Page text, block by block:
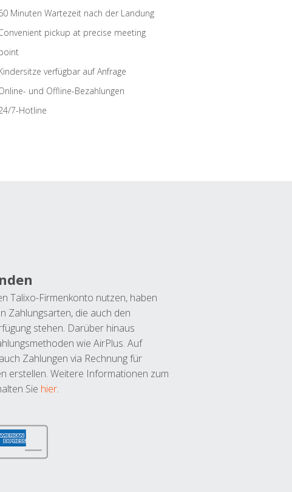
Minuten Wartezeit nach der Landung
pickup at precise meeting
verfügbar auf Anfrage
und Offline-Bezahlungen
7-Hotline
Talixo-Firmenkonto nutzen, haben
Zahlungsarten, die auch den
stehen. Darüber hinaus
wie AirPlus. Auf
Zahlungen via Rechnung für
erstellen. Weitere Informationen zum
Sie hier.